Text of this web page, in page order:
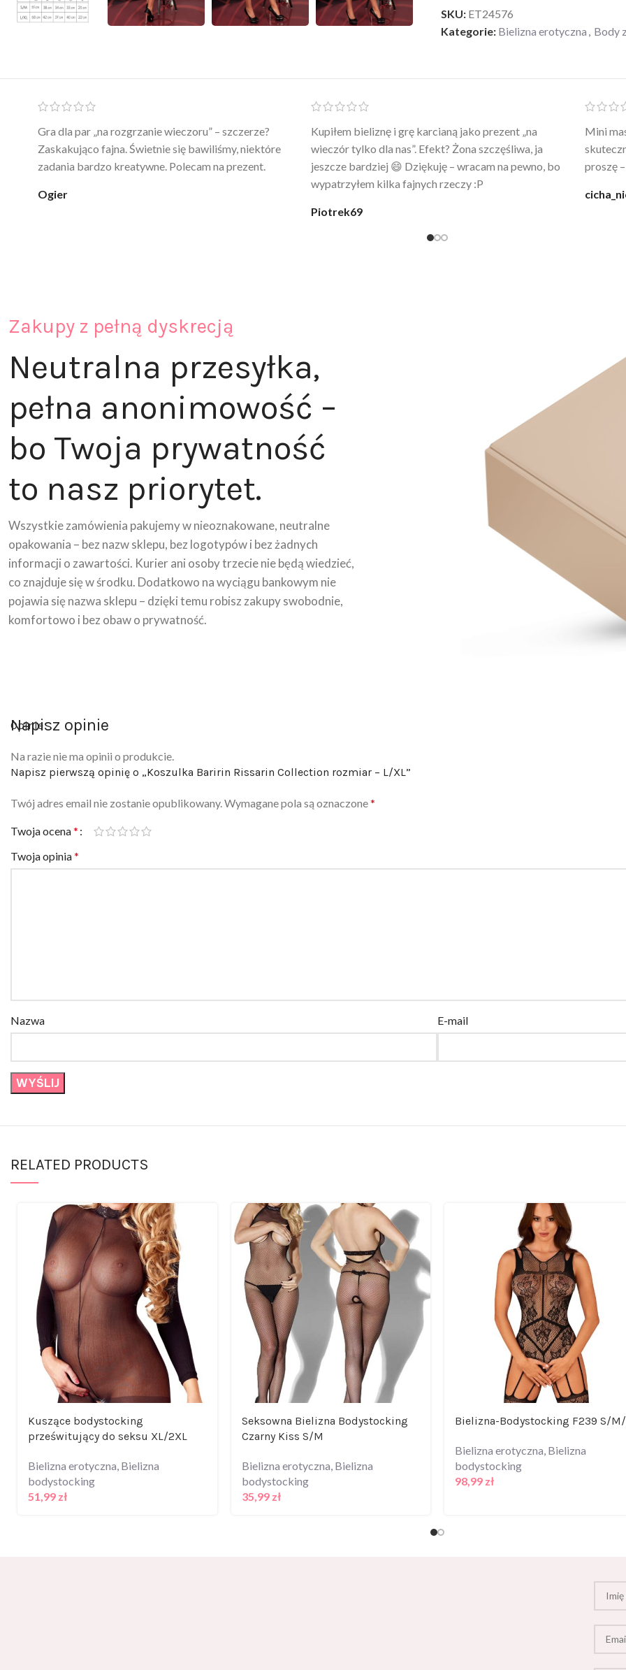
SKU: ET24576
Kategorie: Bielizna erotyczna , Body
Ten żel intymny to był strzał w 10 – nie tylko
poprawia komfort, ale też daje przyjemne uczucie
ciepła. Nie uczula, bez zapachu. Kupuję już 3 raz i na
Po prostu WOW! Szlafrok to sztos – lekki, chłodny, a
wygląda jak z luksusowego butiku. Noszę
codziennie po kąpieli z mężem.
@karolina_dream
świetny
Zakupy z pełną dyskrecją
Neutralna przesyłka,
pełna anonimowość –
bo Twoja prywatność
to nasz priorytet.
Wszystkie zamówienia pakujemy w nieoznakowane, neutralne
opakowania – bez nazw sklepu, bez logotypów i bez żadnych
informacji o zawartości. Kurier ani osoby trzecie nie będą wiedzieć,
co znajduje się w środku. Dodatkowo na wyciągu bankowym nie
pojawia się nazwa sklepu – dzięki temu robisz zakupy swobodnie,
komfortowo i bez obaw o prywatność.
Napisz opinie
Opinie
Na razie nie ma opinii o produkcie.
Napisz pierwszą opinię o „Koszulka Baririn Rissarin Collection rozmiar – L/XL”
Twój adres email nie zostanie opublikowany.Wymagane pola są oznaczone*
Twoja ocena*
Twoja opinia*
Nazwa E-mail
RELATED PRODUCTS
Kuszące bodystocking
prześwitujący do seksu XL/2XL
Bielizna erotyczna, Bielizna
bodystocking
51,99 zł
Seksowna Bielizna Bodystocking
Czarny Kiss S/M
Bielizna erotyczna, Bielizna
bodystocking
35,99 zł
Bielizna-Bodystocking F239 S/
Bielizna erotyczna, Bielizna
bodystocking
98,99 zł